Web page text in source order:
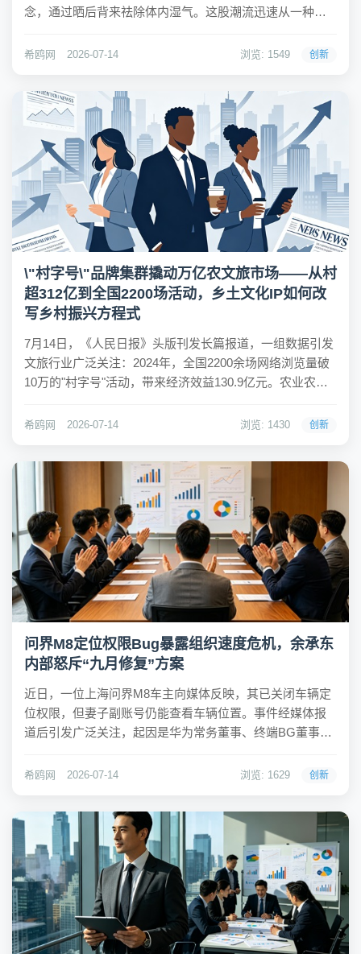
念，通过晒后背来祛除体内湿气。这股潮流迅速从一种近
到专业装备的完整产业链，相关产品在电商平台热销。希
希鸥网 2026-07-14 浏览: 1549 创新
\"村字号\"品牌集群撬动万亿农文旅市场——从村
超312亿到全国2200场活动，乡土文化IP如何改
写乡村振兴方程式
7月14日，《人民日报》头版刊发长篇报道，一组数据引发
文旅行业广泛关注：2024年，全国2200余场网络浏览量破
10万的"村字号"活动，带来经济效益130.9亿元。农业农村
备撬动万亿元农文旅市场的巨大潜力。四天前的7月10日，
希鸥网 2026-07-14 浏览: 1430 创新
问界M8定位权限Bug暴露组织速度危机，余承东
内部怒斥“九月修复”方案
近日，一位上海问界M8车主向媒体反映，其已关闭车辆定
位权限，但妻子副账号仍能查看车辆位置。事件经媒体报
道后引发广泛关注，起因是华为常务董事、终端BG董事长
言“这种错误太愚蠢”，并要求“必须立即修复”，甚至表示“谁
希鸥网 2026-07-14 浏览: 1629 创新